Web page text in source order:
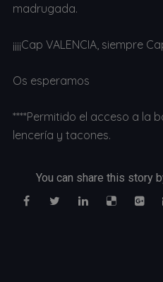
madrugada.
¡¡¡¡Cap VALENCIA, siempre
Os esperamos
****Permitido el acceso a la
lencería y tacones.
You can share this story